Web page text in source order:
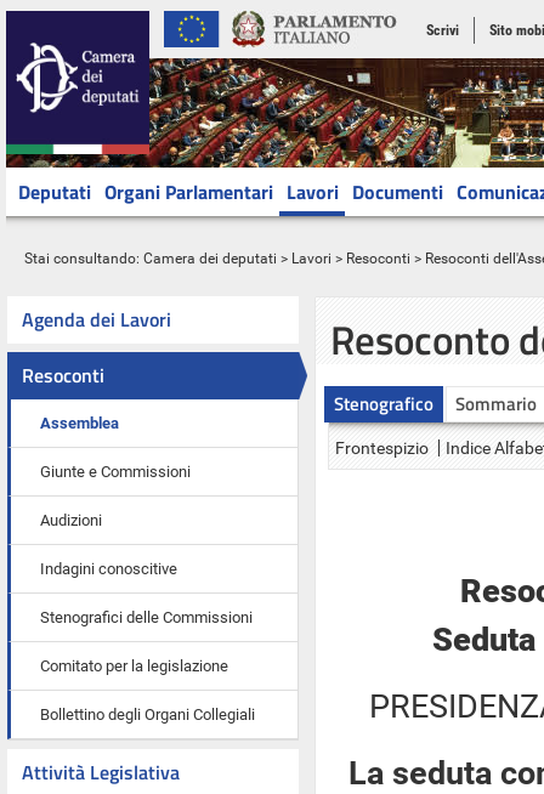
Scrivi Sito
Deputati Organi Parlamentari Lavori Documenti
Stai consultando: Camera dei deputati > Lavori > Resoconti > Resoconti
Agenda dei Lavori
Resoconti
Assemblea
Giunte e Commissioni
Audizioni
Indagini conoscitive
Stenografici delle Commissioni
Comitato per la legislazione
Bollettino degli Organi Collegiali
Attività Legislativa
Resoconto
Stenografico Sommario
Frontespizio Indice
La seduta